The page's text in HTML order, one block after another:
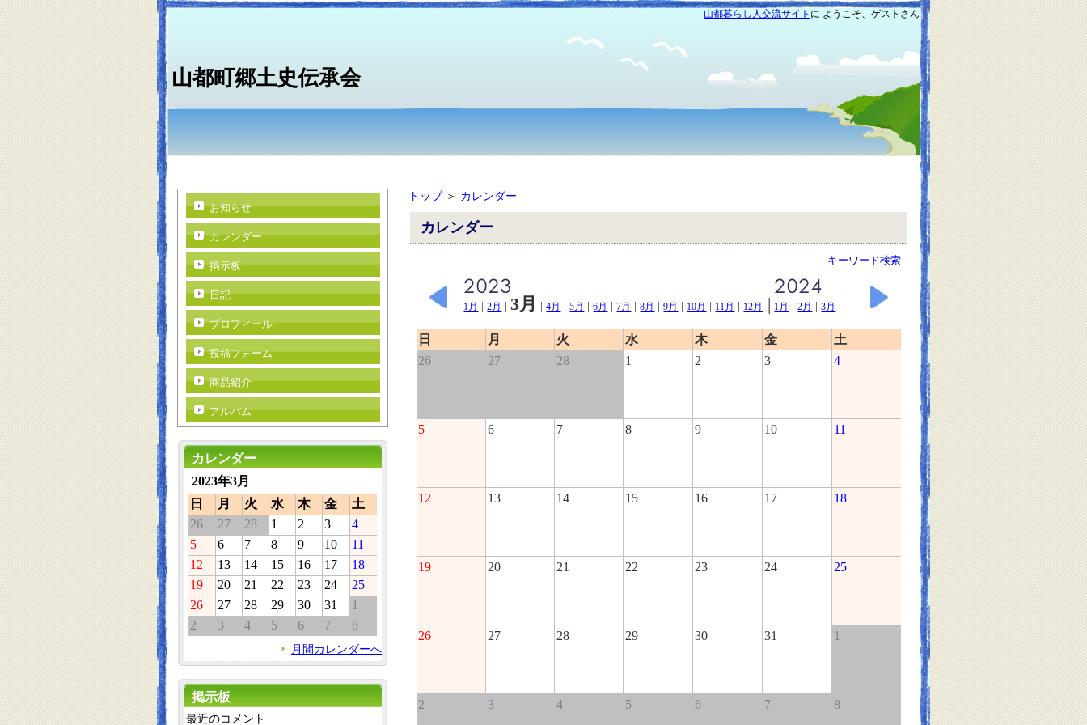
山都暮らし人交流サイト に ようこそ、ゲストさん
山都町郷土史伝承会
トップ＞ カレンダー
カレンダー
キーワード検索
1月 |2月 |3月 |4月 |5月 |6月 |7月 |8月 |9月 | 10月 | 11月 | 12月 | 1月 |2月 |3月
日 月 火 水 木 金
土
26
27 28 1 2 3 4
5 6 7 8 9 10 11
12 13 14 15 16 17 18
19 20 21 22 23 24 25
26 27 28 29 30 31 1
2 3 4 5 6 7 8
お知らせ
カレンダー
掲示板
日記
プロフィール
投稿フォーム
商品紹介
アルバム
カレンダー
2023年3月
日
月 火 水 木 金
土
26
27 28 1 2 3
4
5
6 7 8 9 10
11
12
13 14 15 16 17
18
19
20 21 22 23 24
25
26
27 28 29 30 31
1
2
3 4 5 6 7 8
月間カレンダーへ
掲示板
最近のコメント